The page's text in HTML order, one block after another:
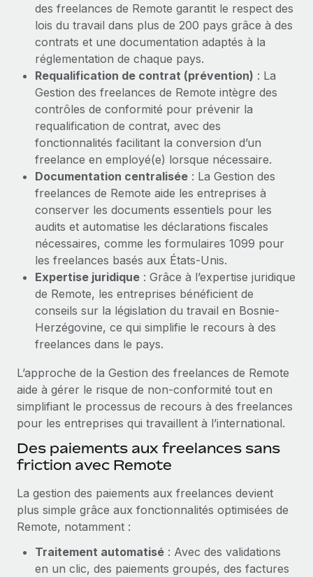
Organisez facilement le déménagement de vos
employés
Avantages sociaux
Gérez facilement les avantages sociaux
Mises à jour des produits de Remote :
Intégrations Gusto et Xero et Gestion des
freelances Plus
Remote a toujours pour mission d'aider les entreprises de
toute taille à embaucher, gérer et payer...
En savoir plus
Comment Phiture gère ses 55 employés
répartis dans 19 pays grâce à Remote
Phiture, un leader notable du conseil en matière de
croissance mobile internationale, encourage les...
En savoir plus
des freelances de Remote garantit le respect des
lois du travail dans plus de 200 pays grâce à des
contrats et une documentation adaptés à la
réglementation de chaque pays.
Requalification de contrat (prévention) : La
Gestion des freelances de Remote intègre des
contrôles de conformité pour prévenir la
requalification de contrat, avec des
fonctionnalités facilitant la conversion d’un
freelance en employé(e) lorsque nécessaire.
Documentation centralisée : La Gestion des
freelances de Remote aide les entreprises à
conserver les documents essentiels pour les
audits et automatise les déclarations fiscales
nécessaires, comme les formulaires 1099 pour
les freelances basés aux États-Unis.
Expertise juridique : Grâce à l’expertise juridique
de Remote, les entreprises bénéficient de
conseils sur la législation du travail en Bosnie-
Herzégovine, ce qui simplifie le recours à des
freelances dans le pays.
L’approche de la Gestion des freelances de Remote
aide à gérer le risque de non-conformité tout en
simplifiant le processus de recours à des freelances
pour les entreprises qui travaillent à l’international.
Des paiements aux freelances sans
friction avec Remote
La gestion des paiements aux freelances devient
plus simple grâce aux fonctionnalités optimisées de
Remote, notamment :
Traitement automatisé : Avec des validations
en un clic, des paiements groupés, des factures